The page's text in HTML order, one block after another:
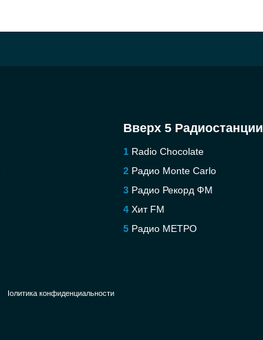
Вверх 5 Радиостанции
Radio Chocolate
Радио Monte Carlo
Радио Рекорд ФМ
Хит FM
Радио МЕТРО
Политика конфиденциальности